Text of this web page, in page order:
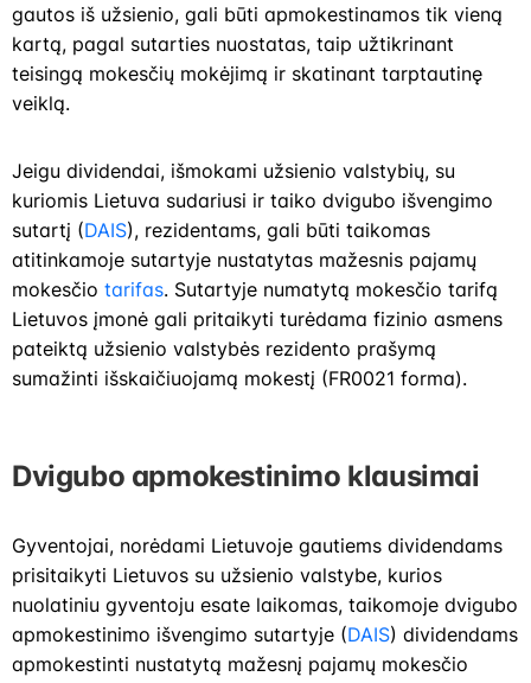
gautos iš užsienio, gali būti apmokestinamos tik vieną
kartą, pagal sutarties nuostatas, taip užtikrinant
teisingą mokesčių mokėjimą ir skatinant tarptautinę
veiklą.
Jeigu dividendai, išmokami užsienio valstybių, su
kuriomis Lietuva sudariusi ir taiko dvigubo išvengimo
sutartį (DAIS), rezidentams, gali būti taikomas
atitinkamoje sutartyje nustatytas mažesnis pajamų
mokesčio tarifas. Sutartyje numatytą mokesčio tarifą
Lietuvos įmonė gali pritaikyti turėdama fizinio asmens
pateiktą užsienio valstybės rezidento prašymą
sumažinti išskaičiuojamą mokestį (FR0021 forma).
Dvigubo apmokestinimo klausimai
Gyventojai, norėdami Lietuvoje gautiems dividendams
prisitaikyti Lietuvos su užsienio valstybe, kurios
nuolatiniu gyventoju esate laikomas, taikomoje dvigubo
apmokestinimo išvengimo sutartyje (DAIS) dividendams
apmokestinti nustatytą mažesnį pajamų mokesčio